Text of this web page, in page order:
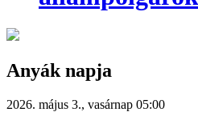
Anyák napja
2026. május 3., vasárnap 05:00